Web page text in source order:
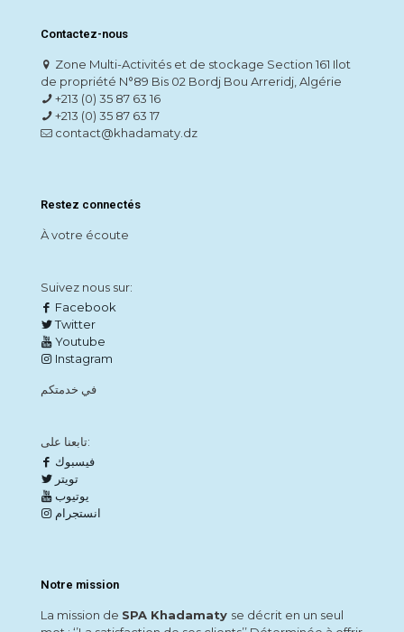
Contactez-nous
Zone Multi-Activités et de stockage Section 161 Ilot
de propriété N°89 Bis 02 Bordj Bou Arreridj, Algérie
+213 (0) 35 87 63 16
+213 (0) 35 87 63 17
contact@khadamaty.dz
Restez connectés
À votre écoute
Suivez nous sur:
Facebook
Twitter
Youtube
Instagram
في خدمتكم
تابعنا على:
فيسبوك
تويتر
يوتيوب
انستجرام
Notre mission
La mission de SPA Khadamaty se décrit en un seul